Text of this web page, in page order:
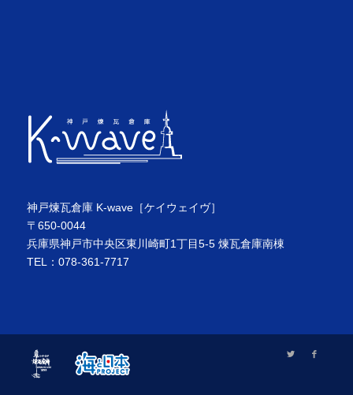
神戸煉瓦倉庫 K-wave［ケイウェイヴ］
〒650-0044
兵庫県神戸市中央区東川崎町1丁目5-5 煉瓦倉庫南棟
TEL：078-361-7717